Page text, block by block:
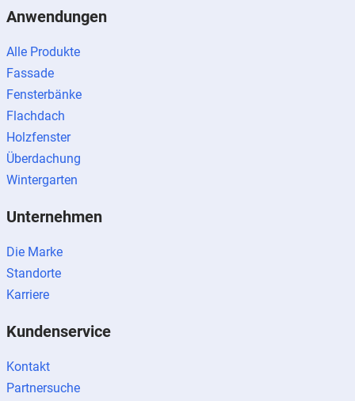
Anwendungen
Alle Produkte
Fassade
Fensterbänke
Flachdach
Holzfenster
Überdachung
Wintergarten
Unternehmen
Die Marke
Standorte
Karriere
Kundenservice
Kontakt
Partnersuche